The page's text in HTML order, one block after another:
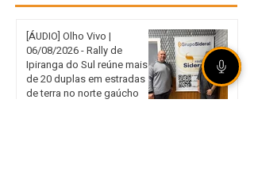
[ÁUDIO] Olho Vivo |
06/08/2026 - Rally de
Ipiranga do Sul reúne mais
de 20 duplas em estradas
de terra no norte gaúcho